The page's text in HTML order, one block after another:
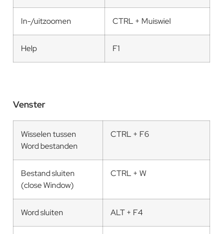
In-/uitzoomen CTRL + Muiswiel
Help F1
Venster
Wisselen tussen
Word bestanden
CTRL + F6
Bestand sluiten
(close Window)
CTRL + W
Word sluiten ALT + F4